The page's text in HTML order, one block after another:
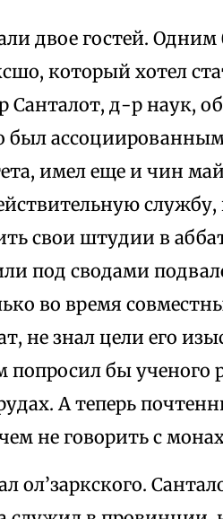
двое гостей.
который хотел
д-р наук,
был
имел еще и чин
службу,
свои штудии в
под сводами
во время
не знал цели его
бы ученого
А теперь
не говорить с
ол’заркского.